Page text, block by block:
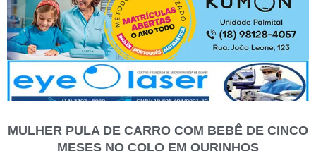
MULHER PULA DE CARRO COM BEBÊ DE CINCO
MESES NO COLO EM OURINHOS